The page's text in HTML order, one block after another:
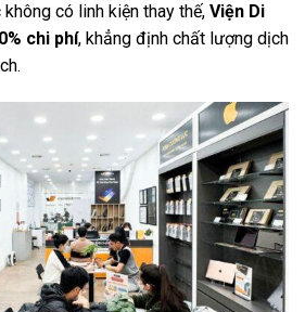
có linh kiện thay thế, Viện Di
chi phí, khẳng định chất lượng dịch